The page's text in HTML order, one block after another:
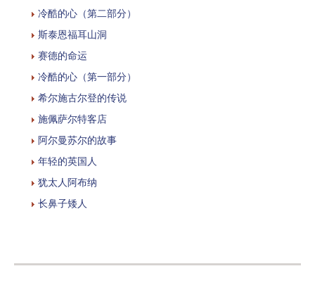
冷酷的心（第二部分）
斯泰恩福耳山洞
赛德的命运
冷酷的心（第一部分）
希尔施古尔登的传说
施佩萨尔特客店
阿尔曼苏尔的故事
年轻的英国人
犹太人阿布纳
长鼻子矮人